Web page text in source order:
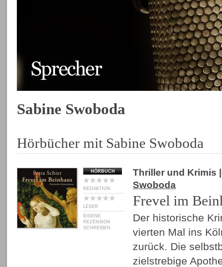
Sabine Swoboda
Hörbücher mit Sabine Swoboda
HÖRBUCH
REDAKTION
LESER
EIGENE
REZENSION
SCHREIBEN
Thriller und Krimis
Swoboda
Frevel im
Der historische
vierten Mal ins
zurück. Die
zielstrebige